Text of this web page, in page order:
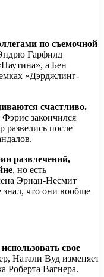
по съемочной
Гарфилд
а Бен
«Дэрджлинг-
счастливо.
закончился
после
развлечений,
, но есть
Эрнан-Несмит
знал, что они вообще
свое
Натали Вуд изменяет
Роберта Вагнера.